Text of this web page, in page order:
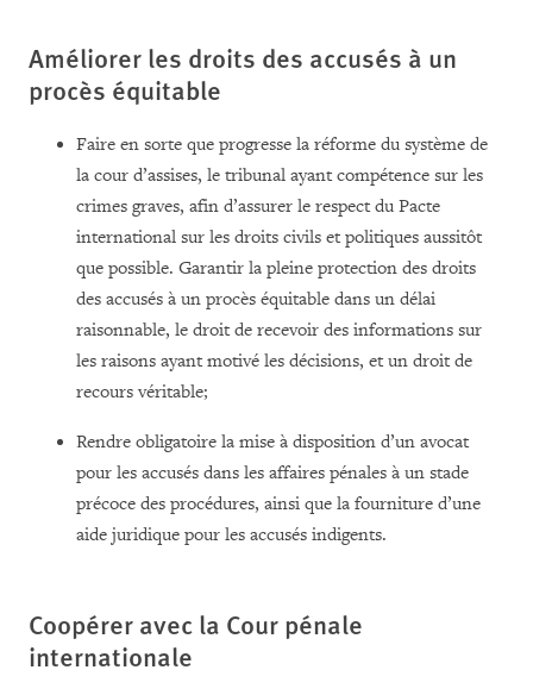
Améliorer les droits des accusés à un
procès équitable
Faire en sorte que progresse la réforme du système de
la cour d’assises, le tribunal ayant compétence sur les
crimes graves, afin d’assurer le respect du Pacte
international sur les droits civils et politiques aussitôt
que possible. Garantir la pleine protection des droits
des accusés à un procès équitable dans un délai
raisonnable, le droit de recevoir des informations sur
les raisons ayant motivé les décisions, et un droit de
recours véritable;
Rendre obligatoire la mise à disposition d’un avocat
pour les accusés dans les affaires pénales à un stade
précoce des procédures, ainsi que la fourniture d’une
aide juridique pour les accusés indigents.
Coopérer avec la Cour pénale
internationale